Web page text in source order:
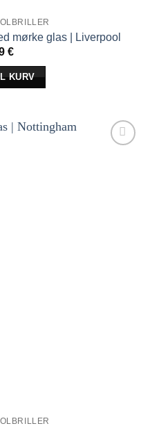
mørke glas | Liverpool
€
KURV